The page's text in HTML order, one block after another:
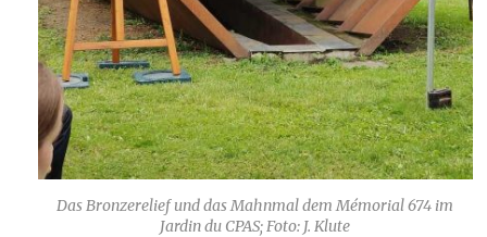
Das Bronzerelief und das Mahnmal dem Mémorial 674 im
Jardin du CPAS; Foto: J. Klute